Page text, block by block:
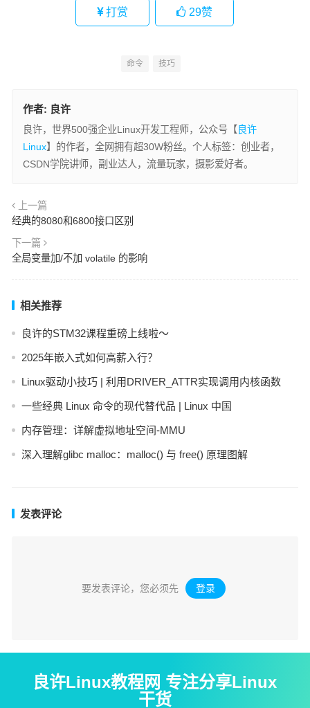
打赏 29赞
命令 技巧
作者: 良许
良许，世界500强企业Linux开发工程师，公众号【 良许
Linux】的作者，全网拥有超30W粉丝。个人标签：创业者，
CSDN学院讲师，副业达人，流量玩家，摄影爱好者。
上一篇
经典的8080和6800接口区别
下一篇
全局变量加/不加 volatile 的影响
相关推荐
良许的STM32课程重磅上线啦～
2025年嵌入式如何高薪入行？
Linux驱动小技巧 | 利用DRIVER_ATTR实现调用内核函数
一些经典 Linux 命令的现代替代品 | Linux 中国
内存管理：详解虚拟地址空间-MMU
深入理解glibc malloc：malloc() 与 free() 原理图解
发表评论
要发表评论，您必须先 登录 。
良许Linux教程网 专注分享Linux
干货